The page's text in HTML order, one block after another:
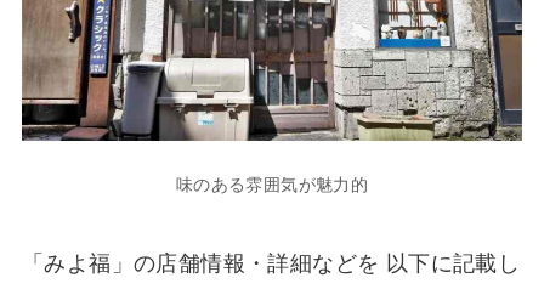
味のある雰囲気が魅力的
「みよ福」の店舗情報・詳細などを 以下に記載し